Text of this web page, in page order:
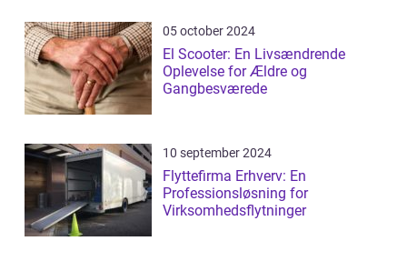
05 october 2024
El Scooter: En Livsændrende
Oplevelse for Ældre og
Gangbesværede
10 september 2024
Flyttefirma Erhverv: En
Professionsløsning for
Virksomhedsflytninger